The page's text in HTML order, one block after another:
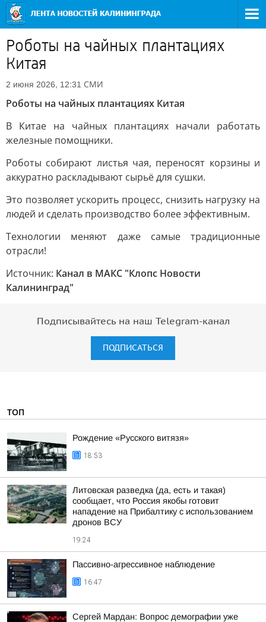
Роботы на чайных плантациях
Китая
2 июня 2026, 12:31 СМИ
Роботы на чайных плантациях Китая
В Китае на чайных плантациях начали работать
железные помощники.
Роботы собирают листья чая, переносят корзины и
аккуратно раскладывают сырьё для сушки.
Это позволяет ускорить процесс, снизить нагрузку на
людей и сделать производство более эффективным.
Технологии меняют даже самые традиционные
отрасли!
Источник: Канал в МАКС "Клопс Новости
Калининград"
Подписывайтесь на наш Telegram-канал
ПОДПИСАТЬСЯ
ТОП
Рождение «Русского витязя»
18:53
Литовская разведка (да, есть и такая)
сообщает, что Россия якобы готовит
нападение на Прибалтику с использованием
дронов ВСУ
19:24
Пассивно-агрессивное наблюдение
16:47
Сергей Мардан: Вопрос демографии уже